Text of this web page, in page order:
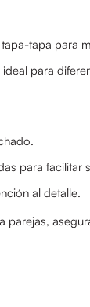
tapa para
para
para facilitar
al detalle.
parejas,